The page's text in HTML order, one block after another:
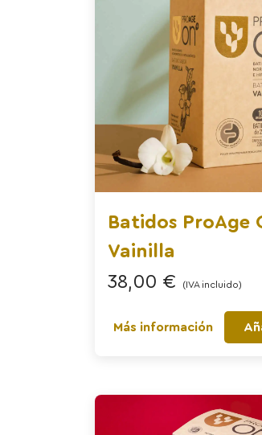
Batidos ProAge
Vainilla
38,00 € (IVA incluido)
Más información